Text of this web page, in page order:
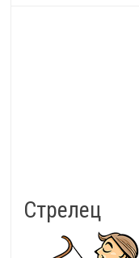
Стрелец